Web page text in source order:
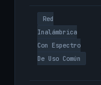
Red
Inalámbrica
Con Espectro
De Uso Común